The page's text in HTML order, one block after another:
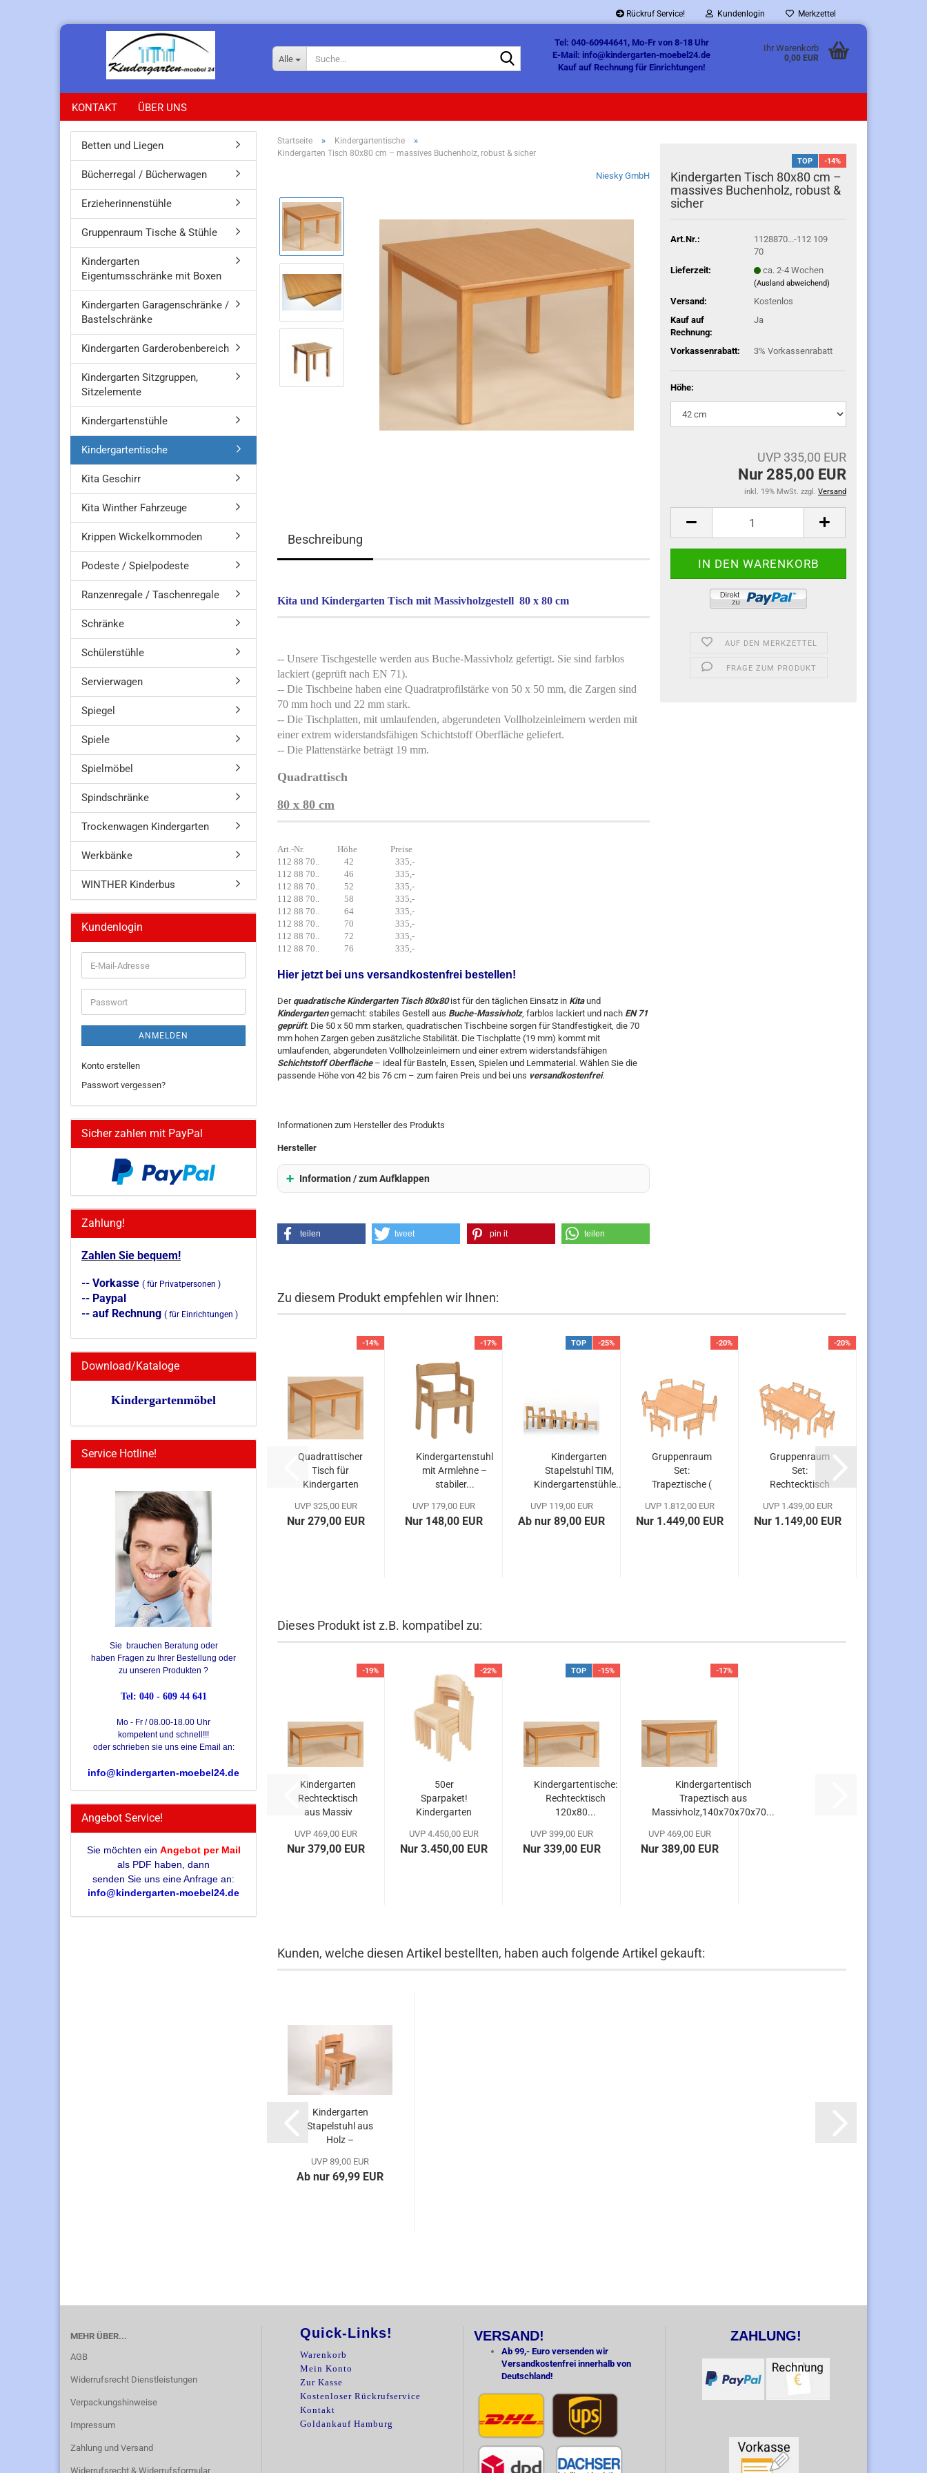
Rückruf Service! Kundenlogin Merkzettel
Alle
Tel: 040-60944641, Mo-Fr von 8-18 Uhr
E-Mail: info@kindergarten-moebel24.de
Kauf auf Rechnung für Einrichtungen!
Ihr Warenkorb
0,00 EUR
KONTAKT ÜBER UNS
Startseite » Kindergartentische »
Kindergarten Tisch 80x80 cm – massives Buchenholz, robust & sicher
Niesky GmbH
TOP -14%
Kindergarten Tisch 80x80 cm –
massives Buchenholz, robust &
sicher
Art.Nr.:
1128870...-112 109
70
Lieferzeit:
ca. 2-4 Wochen
(Ausland abweichend)
Versand:
Kostenlos
Kauf auf
Rechnung:
Ja
Vorkassenrabatt: 3% Vorkassenrabatt
Höhe:
UVP 335,00 EUR
Nur 285,00 EUR
inkl. 19% MwSt. zzgl. Versand
AUF DEN MERKZETTEL
FRAGE ZUM PRODUKT
Beschreibung
Kita und Kindergarten Tisch mit Massivholzgestell 80 x 80 cm
-- Unsere Tischgestelle werden aus Buche-Massivholz gefertigt. Sie sind farblos
lackiert (geprüft nach EN 71).
-- Die Tischbeine haben eine Quadratprofilstärke von 50 x 50 mm, die Zargen sind
70 mm hoch und 22 mm stark.
-- Die Tischplatten, mit umlaufenden, abgerundeten Vollholzeinleimern werden mit
einer extrem widerstandsfähigen Schichtstoff Oberfläche geliefert.
-- Die Plattenstärke beträgt 19 mm.
Quadrattisch
80 x 80 cm
Art.-Nr. Höhe Preise
112 88 70.. 42 335,-
112 88 70.. 46 335,-
112 88 70.. 52 335,-
112 88 70.. 58 335,-
112 88 70.. 64 335,-
112 88 70.. 70 335,-
112 88 70.. 72 335,-
112 88 70.. 76 335,-
Hier jetzt bei uns versandkostenfrei bestellen!
Der quadratische Kindergarten Tisch 80x80ist für den täglichen Einsatz in Kitaund
Kindergartengemacht: stabiles Gestell aus Buche-Massivholz, farblos lackiert und nach EN 71
geprüft. Die 50 x 50 mm starken, quadratischen Tischbeine sorgen für Standfestigkeit, die 70
mm hohen Zargen geben zusätzliche Stabilität. Die Tischplatte (19 mm) kommt mit
umlaufenden, abgerundeten Vollholzeinleimern und einer extrem widerstandsfähigen
Schichtstoff Oberfläche– ideal für Basteln, Essen, Spielen und Lernmaterial. Wählen Sie die
passende Höhe von 42 bis 76 cm – zum fairen Preis und bei uns versandkostenfrei.
Informationen zum Hersteller des Produkts
Hersteller
Information / zum Aufklappen
teilen tweet pin it teilen
Zu diesem Produkt empfehlen wir Ihnen:
-14%
Quadrattischer
Tisch für
Kindergarten
UVP 325,00 EUR
Nur 279,00 EUR
-17%
Kindergartenstuhl
mit Armlehne –
stabiler...
UVP 179,00 EUR
Nur 148,00 EUR
TOP -25%
Kindergarten
Stapelstuhl TIM,
Kindergartenstühle...
UVP 119,00 EUR
Ab nur 89,00 EUR
-20%
Gruppenraum
Set:
Trapeztische (
UVP 1.812,00 EUR
Nur 1.449,00 EUR
-20%
Gruppenraum
Set:
Rechtecktisch
UVP 1.439,00 EUR
Nur 1.149,00 EUR
Dieses Produkt ist z.B. kompatibel zu:
-19%
Kindergarten
Rechtecktisch
aus Massiv
UVP 469,00 EUR
Nur 379,00 EUR
-22%
50er
Sparpaket!
Kindergarten
Moritz...
UVP 4.450,00 EUR
Nur 3.450,00 EUR
TOP -15%
Kindergartentische:
Rechtecktisch
120x80...
UVP 399,00 EUR
Nur 339,00 EUR
-17%
Kindergartentisch
Trapeztisch aus
Massivholz,140x70x70x70...
UVP 469,00 EUR
Nur 389,00 EUR
Kunden, welche diesen Artikel bestellten, haben auch folgende Artikel gekauft:
Kindergarten
Stapelstuhl aus
Holz –
UVP 89,00 EUR
Ab nur 69,99 EUR
Betten und Liegen
Bücherregal / Bücherwagen
Erzieherinnenstühle
Gruppenraum Tische & Stühle
Kindergarten
Eigentumsschränke mit Boxen
Kindergarten Garagenschränke /
Bastelschränke
Kindergarten Garderobenbereich
Kindergarten Sitzgruppen,
Sitzelemente
Kindergartenstühle
Kindergartentische
Kita Geschirr
Kita Winther Fahrzeuge
Krippen Wickelkommoden
Podeste / Spielpodeste
Ranzenregale / Taschenregale
Schränke
Schülerstühle
Servierwagen
Spiegel
Spiele
Spielmöbel
Spindschränke
Trockenwagen Kindergarten
Werkbänke
WINTHER Kinderbus
Kundenlogin
E-
Mail-
Adresse
Passwort
ANMELDEN
Konto erstellen
Passwort vergessen?
Sicher zahlen mit PayPal
Zahlung!
Zahlen Sie bequem!
-- Vorkasse ( für Privatpersonen )
-- Paypal
-- auf Rechnung ( für Einrichtungen )
Download/Kataloge
Kindergartenmöbel
Service Hotline!
Sie brauchen Beratung oder
haben Fragen zu Ihrer Bestellung oder
zu unseren Produkten ?
Tel: 040 - 609 44 641
Mo - Fr / 08.00-18.00 Uhr
kompetent und schnell!!!
oder schrieben sie uns eine Email an:
info@kindergarten-moebel24.de
Angebot Service!
Sie möchten ein Angebot per Mail
als PDF haben, dann
senden Sie uns eine Anfrage an:
info@kindergarten-moebel24.de
MEHR ÜBER...
AGB
Widerrufsrecht Dienstleistungen
Verpackungshinweise
Impressum
Zahlung und Versand
Widerrufsrecht & Widerrufsformular
Quick-Links!
Warenkorb
Mein Konto
Zur Kasse
Kostenloser Rückrufservice
Kontakt
Goldankauf Hamburg
VERSAND!
Ab 99,- Euro versenden wir
Versandkostenfrei innerhalb von
Deutschland!
ZAHLUNG!